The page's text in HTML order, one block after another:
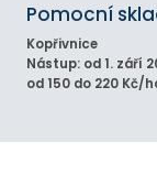
Pomocní
Kopřivnice
Nástup: od 1. září
od 150 do 220 Kč/